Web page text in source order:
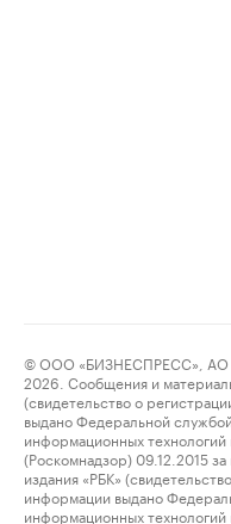
© ООО «БИЗНЕСПРЕСС», АО
2026. Сообщения и
(свидетельство о
выдано Федеральной
информационных
(Роскомнадзор) 09.12.2015
издания «РБК»
информации выдано
информационных